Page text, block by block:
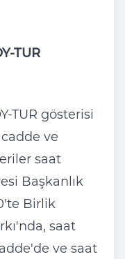
TUR
TUR gösterisi
ve
saat
Başkanlık
Birlik
saat
ve saat